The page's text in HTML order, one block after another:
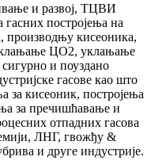
и развој, ТЦВИ
гасних постројења на
производњу кисеоника,
ЦО2, уклањање
и поуздано
гасове као што
за кисеоник, постројења
за пречишћавање и
отпадних гасова
ЛНГ, гвожђу &
и друге индустрије.